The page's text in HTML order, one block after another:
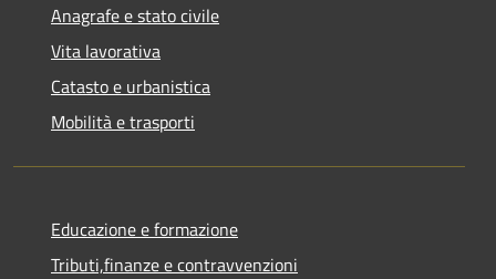
Anagrafe e stato civile
Vita lavorativa
Catasto e urbanistica
Mobilità e trasporti
Educazione e formazione
Tributi,finanze e contravvenzioni